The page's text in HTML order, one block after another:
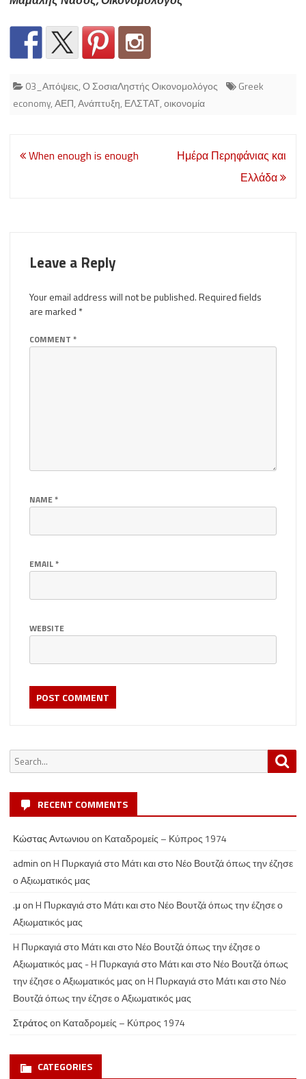
03_Απόψεις,Ο ΣοσιαΛηστής Οικονομολόγος
Greek
economy,ΑΕΠ,Ανάπτυξη, ΕΛΣΤΑΤ,οικονομία
Post
When enough is enough
Ημέρα Περηφάνιας και
Ελλάδα
Leave a Reply
Your email address will not be published.Required fields
are marked *
COMMENT *
NAME*
EMAIL*
WEBSITE
Search
for:
RECENT COMMENTS
Κώστας Αντωνιου on Καταδρομείς – Κύπρος 1974
admin onH Πυρκαγιά στο Μάτι και στο Νέο Βουτζά όπως την έζησε
ο Αξιωματικός μας
.μ onH Πυρκαγιά στο Μάτι και στο Νέο Βουτζά όπως την έζησε ο
Αξιωματικός μας
H Πυρκαγιά στο Μάτι και στο Νέο Βουτζά όπως την έζησε ο
Αξιωματικός μας - H Πυρκαγιά στο Μάτι και στο Νέο Βουτζά όπως
την έζησε ο Αξιωματικός μας onH Πυρκαγιά στο Μάτι και στο Νέο
Βουτζά όπως την έζησε ο Αξιωματικός μας
Στράτος on Καταδρομείς – Κύπρος 1974
CATEGORIES